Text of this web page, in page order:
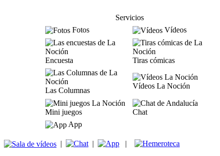
Servicios
Fotos
Vídeos
Encuesta Tiras cómicas
Las Columnas
Vídeos La Noción
Mini juegos
Chat
App
| | |